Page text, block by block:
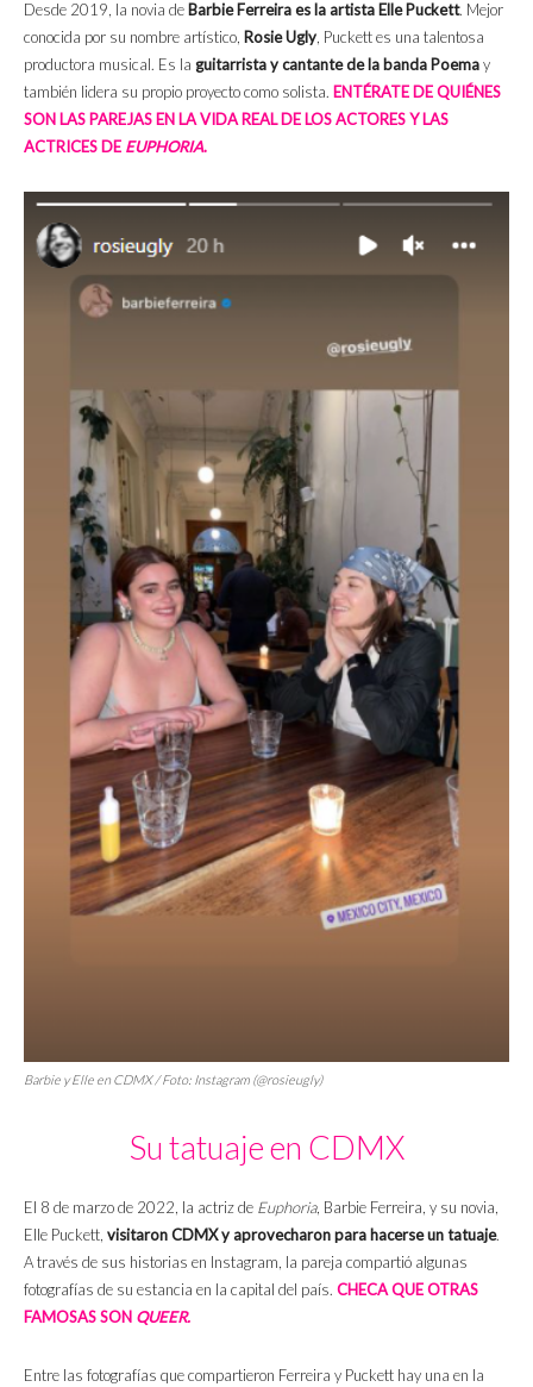
Desde 2019, la novia de Barbie Ferreira es la artista Elle Puckett. Mejor
conocida por su nombre artístico, Rosie Ugly, Puckett es una talentosa
productora musical. Es la guitarrista y cantante de la banda Poemay
también lidera su propio proyecto como solista. ENTÉRATE DE QUIÉNES
SON LAS PAREJAS EN LA VIDA REAL DE LOS ACTORES Y LAS
ACTRICES DE EUPHORIA.
Barbie y Elle en CDMX / Foto: Instagram (@rosieugly)
Su tatuaje en CDMX
El 8 de marzo de 2022, la actriz de Euphoria, Barbie Ferreira, y su novia,
Elle Puckett, visitaron CDMX y aprovecharon para hacerse un tatuaje.
A través de sus historias en Instagram, la pareja compartió algunas
fotografías de su estancia en la capital del país. CHECA QUE OTRAS
FAMOSAS SON QUEER.
Entre las fotografías que compartieron Ferreira y Puckett hay una en la